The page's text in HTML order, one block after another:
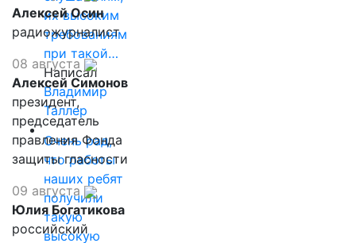
их высоким
требованиям
при такой…
Написал
Владимир
Таллер
Очень рад,
что работы
наших ребят
получили
такую
высокую
Алексей Осин
радиожурналист
08 августа
Алексей Симонов
президент,
председатель
правления Фонда
защиты гласности
09 августа
Юлия Богатикова
российский